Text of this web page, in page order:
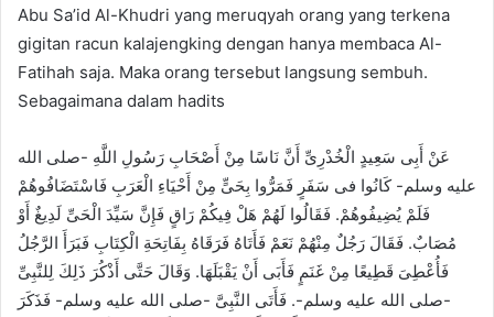
Abu Sa’id Al-Khudri yang meruqyah orang yang terkena
gigitan racun kalajengking dengan hanya membaca Al-
Fatihah saja. Maka orang tersebut langsung sembuh.
Sebagaimana dalam hadits
عَنْ أَبِى سَعِيدٍ الْخُدْرِىِّ أَنَّ نَاسًا مِنْ أَصْحَابِ رَسُولِ اللَّهِ -صلى الله
عليه وسلم- كَانُوا فى سَفَرٍ فَمَرُّوا بِحَىٍّ مِنْ أَحْيَاءِ الْعَرَبِ فَاسْتَضَافُوهُمْ
فَلَمْ يُضِيفُوهُمْ. فَقَالُوا لَهُمْ هَلْ فِيكُمْ رَاقٍ فَإِنَّ سَيِّدَ الْحَىِّ لَدِيغٌ أَوْ
مُصَابٌ. فَقَالَ رَجُلٌ مِنْهُمْ نَعَمْ فَأَتَاهُ فَرَقَاهُ بِفَاتِحَةِ الْكِتَابِ فَبَرَأَ الرَّجُلُ
فَأُعْطِىَ قَطِيعًا مِنْ غَنَمٍ فَأَبَى أَنْ يَقْبَلَهَا. وَقَالَ حَتَّى أَذْكُرَ ذَلِكَ لِلنَّبِىِّ
-صلى الله عليه وسلم-. فَأَتَى النَّبِىَّ -صلى الله عليه وسلم- فَذَكَرَ